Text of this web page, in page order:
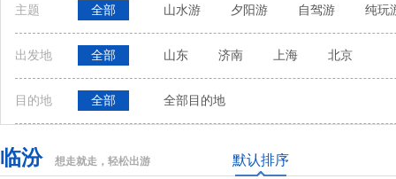
主题 全部 山水游 夕阳游 自驾游 纯玩
出发地 全部 山东 济南 上海 北京
目的地 全部 全部目的地
临汾 想走就走，轻松出游 默认排序